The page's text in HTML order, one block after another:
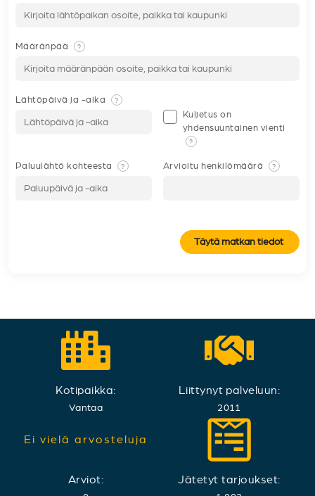
Määränpää ?
Lähtöpäivä ja -aika ?
Kuljetus on
yhdensuuntainen vienti
?
Paluulähtö kohteesta ? Arvioitu henkilömäärä ?
Täytä matkan tiedot
Kotipaikka:
Vantaa
Liittynyt palveluun:
2011
Ei vielä arvosteluja
Arviot: Jätetyt tarjoukset: